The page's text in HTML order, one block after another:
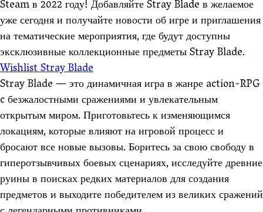
Steam в 2022 году! Добавляйте Stray Blade в желаемое
уже сегодня и получайте новости об игре и приглашения
на тематические мероприятия, где будут доступны
эксклюзивные коллекционные предметы Stray Blade.
Wishlist Stray Blade
Stray Blade — это динамичная игра в жанре action-RPG
c безжалостными сражениями и увлекательным
открытым миром. Приготовьтесь к изменяющимся
локациям, которые влияют на игровой процесс и
бросают все новые вызовы. Боритесь за свою свободу в
гиперотзывчивых боевых сценариях, исследуйте древние
руины в поисках редких материалов для создания
предметов и выходите победителем из великих сражений